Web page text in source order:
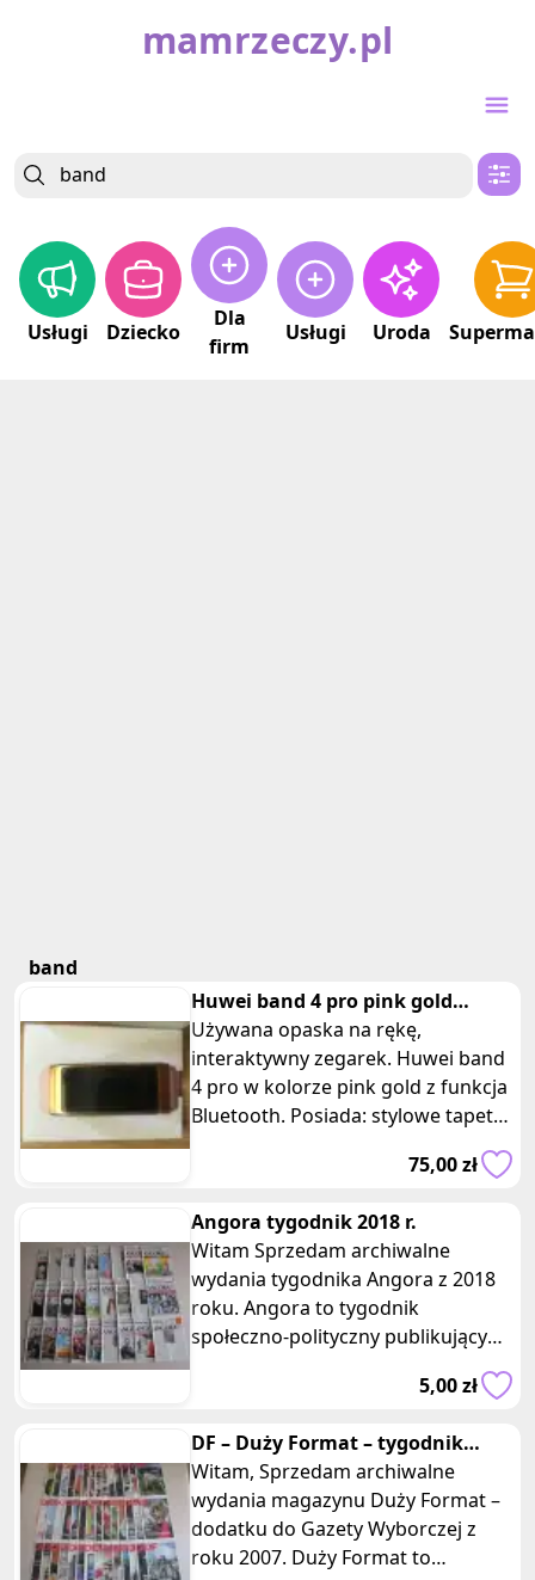
mamrzeczy.pl
Usługi Dziecko
Dla
firm
Usługi Uroda
band
Huwei band 4 pro pink gold
Bluetooth opaska na rękę
Używana opaska na rękę,
interaktywny zegarek. Huwei band
4 pro w kolorze pink gold z funkcja
Bluetooth. Posiada: stylowe tapety
zegarka, wykresy aktywności, wbu
75,00 zł
Angora tygodnik 2018 r.
Witam Sprzedam archiwalne
wydania tygodnika Angora z 2018
roku. Angora to tygodnik
społeczno-polityczny publikujący
5,00 zł
DF – Duży Format – tygodnik
Gazety Wyborczej z roku 2007
Witam, Sprzedam archiwalne
wydania magazynu Duży Format –
dodatku do Gazety Wyborczej z
roku 2007. Duży Format to